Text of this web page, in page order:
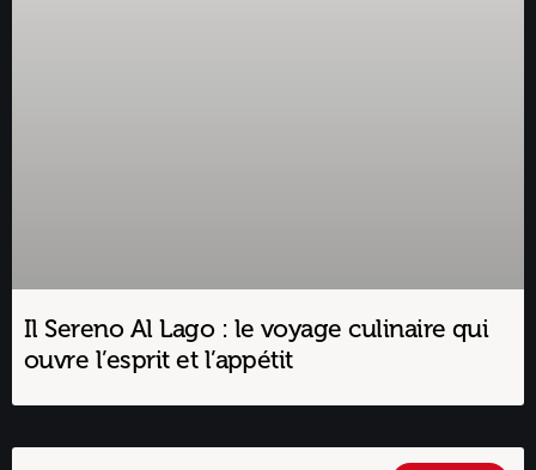
Il Sereno Al Lago : le voyage culinaire qui
ouvre l’esprit et l’appétit